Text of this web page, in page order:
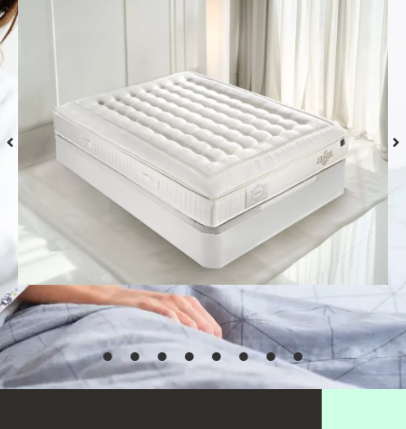
Colchón S-Grafeno Hannes
Desde 769,00 €
Seleccionar
opciones